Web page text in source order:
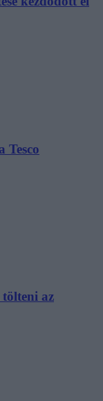
Tesco
tölteni az